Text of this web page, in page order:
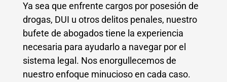
Ya sea que enfrente cargos por posesión de
drogas, DUI u otros delitos penales, nuestro
bufete de abogados tiene la experiencia
necesaria para ayudarlo a navegar por el
sistema legal. Nos enorgullecemos de
nuestro enfoque minucioso en cada caso.